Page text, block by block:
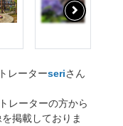
レーターseriさん
レーターの方から
掲載しておりま